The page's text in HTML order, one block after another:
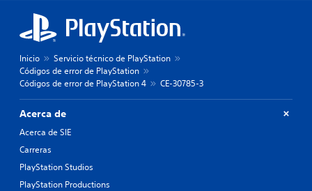
Inicio
Servicio técnico de PlayStation
Códigos de error de PlayStation
Códigos de error de PlayStation 4
CE-30785-3
Acerca de
Acerca de SIE
Carreras
PlayStation Studios
PlayStation Productions